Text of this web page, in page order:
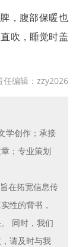
，腹部保暖也
吹，睡觉时盖
任编辑：zzy2026
学创作；承接
；专业策划
在拓宽信息传
性的背书，
同时，我们
请及时与我